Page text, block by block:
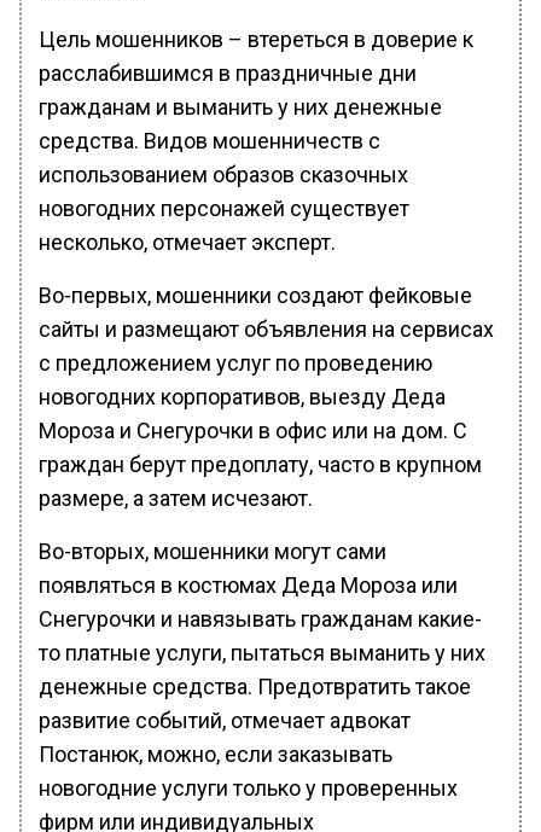
Цель мошенников – втереться в доверие к
расслабившимся в праздничные дни
гражданам и выманить у них денежные
средства. Видов мошенничеств с
использованием образов сказочных
новогодних персонажей существует
несколько, отмечает эксперт.
Во-первых, мошенники создают фейковые
сайты и размещают объявления на сервисах
с предложением услуг по проведению
новогодних корпоративов, выезду Деда
Мороза и Снегурочки в офис или на дом. С
граждан берут предоплату, часто в крупном
размере, а затем исчезают.
Во-вторых, мошенники могут сами
появляться в костюмах Деда Мороза или
Снегурочки и навязывать гражданам какие-
то платные услуги, пытаться выманить у них
денежные средства. Предотвратить такое
развитие событий, отмечает адвокат
Постанюк, можно, если заказывать
новогодние услуги только у проверенных
фирм или индивидуальных